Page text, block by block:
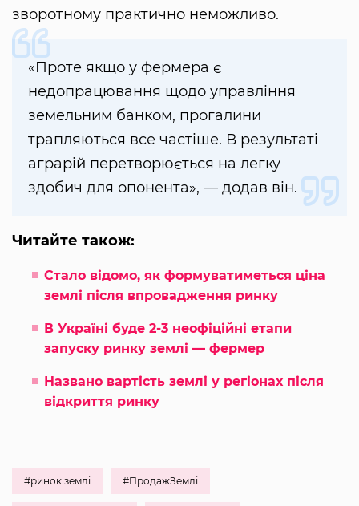
зворотному практично неможливо.
«Проте якщо у фермера є
недопрацювання щодо управління
земельним банком, прогалини
трапляються все частіше. В результаті
аграрій перетворюється на легку
здобич для опонента», — додав він.
Читайте також:
Стало відомо, як формуватиметься ціна
землі після впровадження ринку
В Україні буде 2-3 неофіційні етапи
запуску ринку землі — фермер
Названо вартість землі у регіонах після
відкриття ринку
#ринок землі #ПродажЗемлі